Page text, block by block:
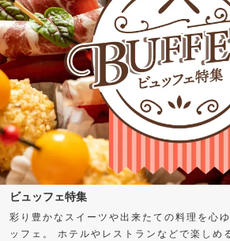
ビュッフェ特集
彩り豊かなスイーツや出来たての料理を心
ッフェ。 ホテルやレストランなどで楽しめ